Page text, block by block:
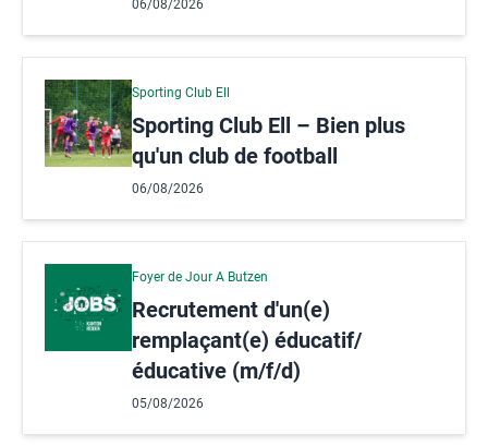
06/08/2026
Sporting Club Ell
Sporting Club Ell – Bien plus
qu'un club de football
06/08/2026
Foyer de Jour A Butzen
Recrutement d'un(e)
remplaçant(e) éducatif/
éducative (m/f/d)
05/08/2026